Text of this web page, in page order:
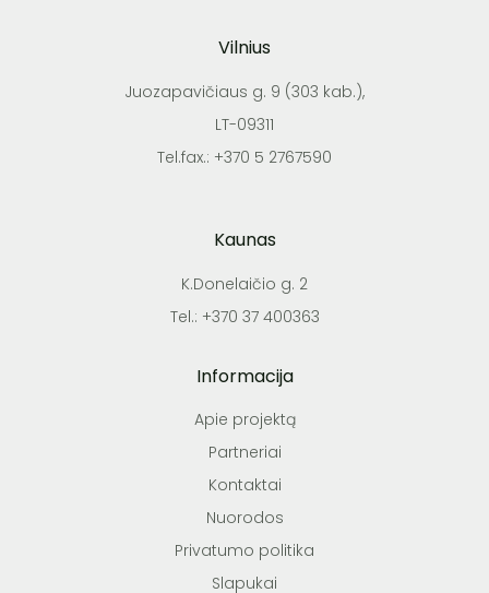
Vilnius
Juozapavičiaus g. 9 (303 kab.),
LT-09311
Tel.fax.: +370 5 2767590
Kaunas
K.Donelaičio g. 2
Tel.: +370 37 400363
Informacija
Apie projektą
Partneriai
Kontaktai
Nuorodos
Privatumo politika
Slapukai